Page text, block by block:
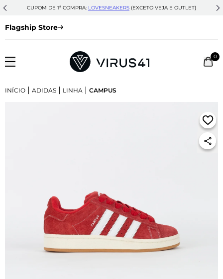
CUPOM DE 1ª COMPRA: LOVESNEAKERS (EXCETO VEJA E OUTLET)
Flagship Store
0
INÍCIO | ADIDAS | LINHA | CAMPUS